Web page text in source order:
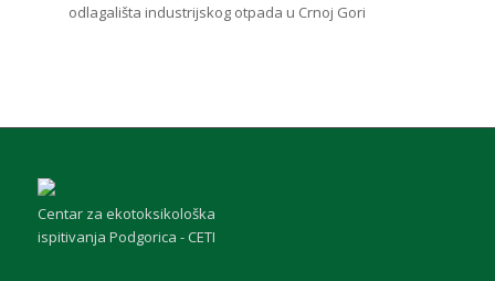
odlagališta industrijskog otpada u Crnoj Gori
Centar za ekotoksikološka
ispitivanja Podgorica - CETI